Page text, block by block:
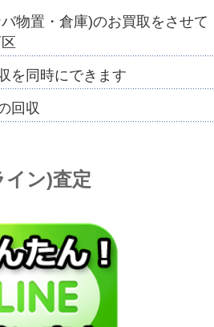
物置・倉庫)のお買取をさせて
を同時にできます
回収
イン)査定